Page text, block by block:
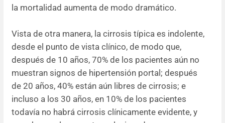
la mortalidad aumenta de modo dramático.
Vista de otra manera, la cirrosis típica es indolente,
desde el punto de vista clínico, de modo que,
después de 10 años, 70% de los pacientes aún no
muestran signos de hipertensión portal; después
de 20 años, 40% están aún libres de cirrosis; e
incluso a los 30 años, en 10% de los pacientes
todavía no habrá cirrosis clínicamente evidente, y